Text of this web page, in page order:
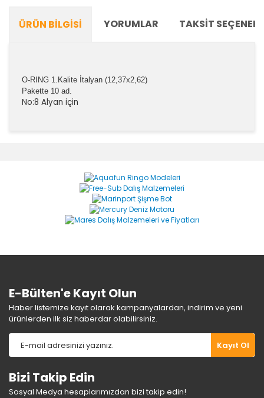
ÜRÜN BILGISI YORUMLAR TAKSIT
O-RING 1.Kalite İtalyan (12,37x2,62)
Pakette 10 ad.
No:8 Alyan için
Yorum Yaz
Ürün resmi kalitesiz, bozuk veya görüntülenemiyor.
Ürün açıklamasında eksik bilgiler bulunuyor.
Ürün bilgilerinde hatalar bulunuyor.
E-Bülten'e Kayıt Olun
Haber listemize kayıt olarak kampanyalardan, indirim ve yeni
ürünlerden ilk siz haberdar olabilirsiniz.
Kayıt Ol
Bizi Takip Edin
Sosyal Medya hesaplarımızdan bizi takip edin!